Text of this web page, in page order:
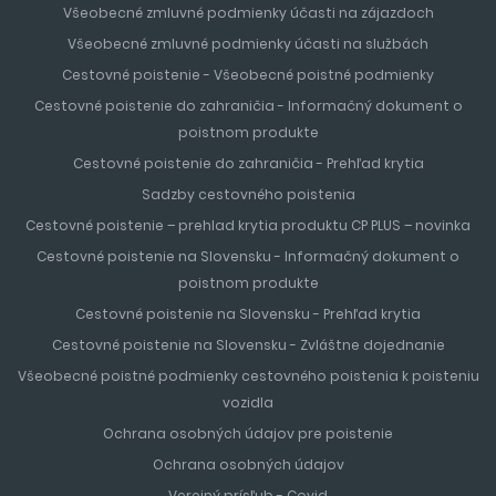
sa radia k najčistejším z celého pobrežia a pozvoľným
vstupom do mora sú bezpečné pre deti a neplavcov.
Niekoľko kilometrovú pobrežnú promenádu lemujú stovky
kvetov, paliem, reštaurácií, obchodov a luxusných hotelov.
Atrakciou mesta sú fontány, ktoré každý deň vo večerných
hodinách vytvárajú nádherné svetelné efekty. Dovolenka
patrí k najobľúbenejším dovolenkám turistov
približne 60 minút.
Malorkaje čarokrásny ostrov, nazývaný tiež ostrovom
pomarančovníkov, citrónovníkov a paliem a je najväčší
nielen z Baleárských ostrovov, ale aj najväčší ostrov
Španielska. Leží v západnej časti Stredozemného mora,
preskúmať či už autom alebo na fakultatívnych výletoch.
Všeobecné zmluvné podmienky účasti na zájazdoch
Všeobecné zmluvné podmienky účasti na službách
Cestovné poistenie - Všeobecné poistné podmienky
Cestovné poistenie do zahraničia - Informačný dokument o
poistnom produkte
Cestovné poistenie do zahraničia - Prehľad krytia
Sadzby cestovného poistenia
Cestovné poistenie – prehlad krytia produktu CP PLUS – novinka
Cestovné poistenie na Slovensku - Informačný dokument o
poistnom produkte
Cestovné poistenie na Slovensku - Prehľad krytia
Cestovné poistenie na Slovensku - Zvláštne dojednanie
Všeobecné poistné podmienky cestovného poistenia k poisteniu
vozidla
Ochrana osobných údajov pre poistenie
Ochrana osobných údajov